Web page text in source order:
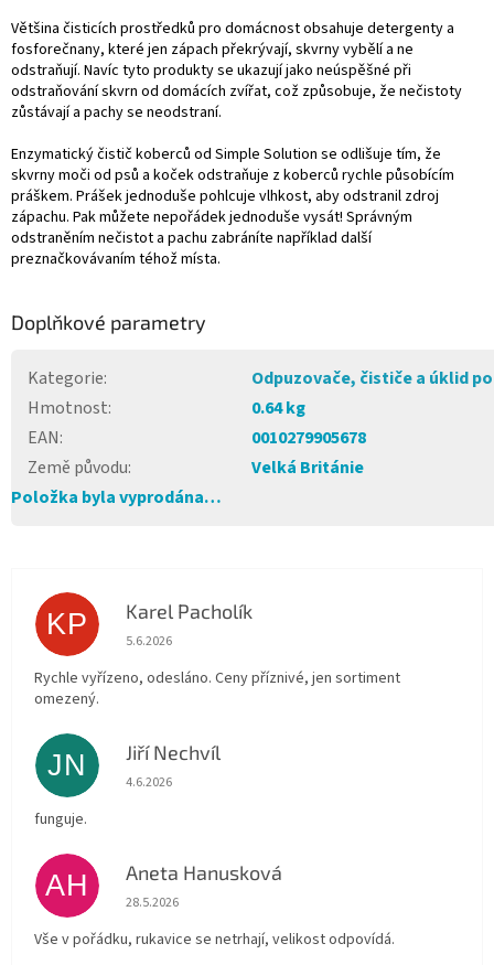
Většina čisticích prostředků pro domácnost obsahuje detergenty a
fosforečnany, které jen zápach překrývají, skvrny vybělí a ne
odstraňují. Navíc tyto produkty se ukazují jako neúspěšné při
odstraňování skvrn od domácích zvířat, což způsobuje, že nečistoty
zůstávají a pachy se neodstraní.
Enzymatický čistič koberců od Simple Solution se odlišuje tím, že
skvrny moči od psů a koček odstraňuje z koberců rychle působícím
práškem. Prášek jednoduše pohlcuje vlhkost, aby odstranil zdroj
zápachu. Pak můžete nepořádek jednoduše vysát! Správným
odstraněním nečistot a pachu zabráníte například další
preznačkovávaním téhož místa.
Doplňkové parametry
Kategorie:
Odpuzovače, čističe a úklid
Hmotnost:
0.64 kg
EAN:
0010279905678
Země původu:
Velká Británie
Položka byla vyprodána…
KP Karel Pacholík
Hodnocení obchodu je 4 z 5 hvězdiček.
5.6.2026
Rychle vyřízeno, odesláno. Ceny příznivé, jen sortiment
omezený.
JN Jiří Nechvíl
Hodnocení obchodu je 5 z 5 hvězdiček.
4.6.2026
funguje.
AH Aneta Hanusková
Hodnocení obchodu je 5 z 5 hvězdiček.
28.5.2026
Vše v pořádku, rukavice se netrhají, velikost odpovídá.